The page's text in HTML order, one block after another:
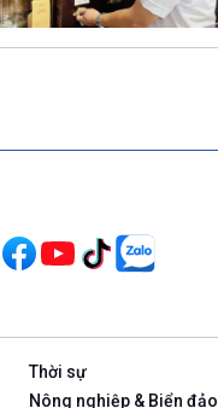
Thời sự
Nông nghiệp & Biển đảo